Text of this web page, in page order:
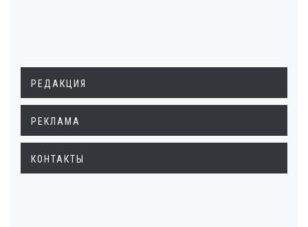
РЕДАКЦИЯ
РЕКЛАМА
КОНТАКТЫ